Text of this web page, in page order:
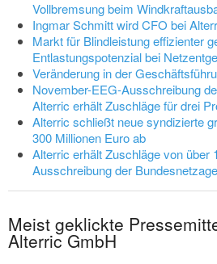
Vollbremsung beim
Ingmar Schmitt wird CFO bei
Markt für Blindleistung effizienter
Entlastungspotenzial bei
Veränderung in der
November-EEG-Ausschreibung
Alterric erhält Zuschläge für drei
Alterric schließt neue syndizierte
300 Millionen Euro ab
Alterric erhält Zuschläge von über
Ausschreibung der
Meist geklickte
Alterric GmbH